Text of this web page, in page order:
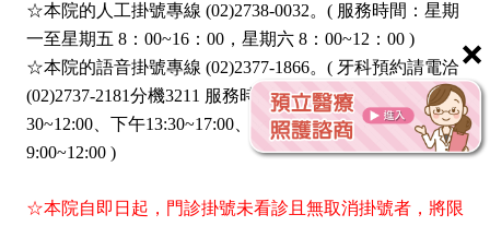
×
☆本院的人工掛號專線 (02)2738-0032。( 服務時間：星期
一至星期五 8：00~16：00，星期六 8：00~12：00 )
☆本院的語音掛號專線 (02)2377-1866。( 牙科預約請電洽
(02)2737-2181分機3211 服務時間：週一至週五早上8：
30~12:00、下午13:30~17:00、晚上18:00~21:00；週六早上
9:00~12:00 )
☆本院自即日起，門診掛號未看診且無取消掛號者，將限